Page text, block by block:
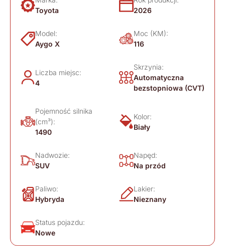
Toyota
2026
Model:
Aygo X
Moc (KM):
116
Liczba miejsc:
4
Skrzynia:
Automatyczna
bezstopniowa (CVT)
Pojemność silnika
(cm³):
1490
Kolor:
Biały
Nadwozie:
SUV
Napęd:
Na przód
Paliwo:
Hybryda
Lakier:
Nieznany
Status pojazdu:
Nowe